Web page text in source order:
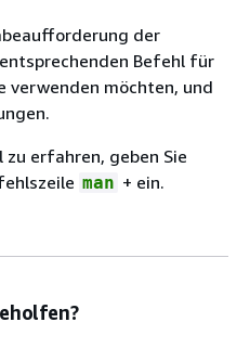
der
Befehl für
verwenden möchten, und
zu erfahren, geben Sie
man + ein.